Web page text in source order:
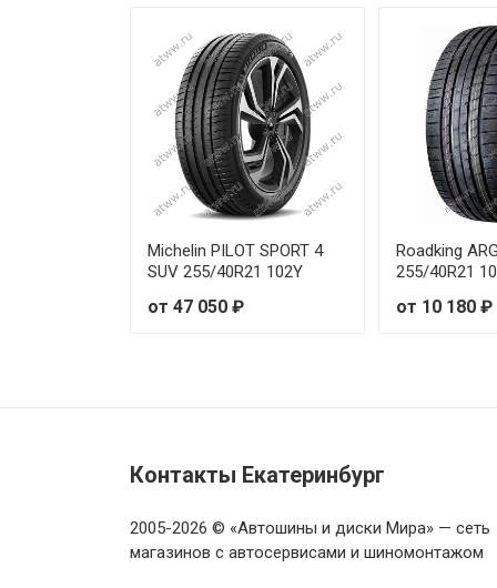
Michelin PILOT SPORT 4
SUV 255/40R21 102Y
от 47 050 ₽
Roadking
255/40R21
от 10 180 ₽
Контакты Екатеринбург
2005-2026 © «Автошины и диски Мира» — сеть
магазинов с автосервисами и шиномонтажом